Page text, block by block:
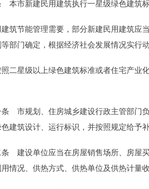
市新建民用建筑执行一星级绿色建筑
节能管理需要，部分新建民用建筑应当
部门确定，根据经济社会发展情况实行
星级以上绿色建筑标准或者住宅产业化
规划、住房城乡建设行政主管部门负
建筑设计、运行标识，并按照规定给予
设单位应当在房屋销售场所、房屋买
情况、供热方式、供热单位及供热计量